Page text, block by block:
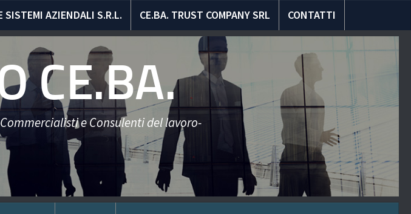
SISTEMI AZIENDALI S.R.L. CE.BA. TRUST COMPANY SRL CONTATTI
CE.BA.
e Consulenti del lavoro-